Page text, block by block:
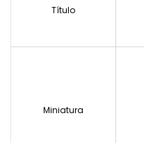
Título
Miniatura